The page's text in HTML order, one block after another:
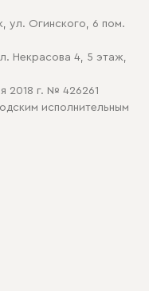
ул. Огинского, 6 пом.
Некрасова 4, 5 этаж,
2018 г. № 426261
исполнительным